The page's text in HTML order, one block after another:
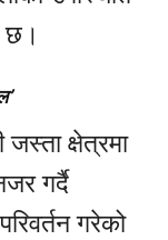
छ।
क्षेत्रमा
गर्दै
गरेको